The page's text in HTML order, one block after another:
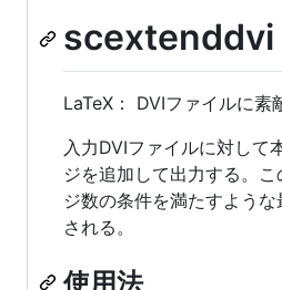
scextenddvi
LaTeX： DVIファイルに素
入力DVIファイルに対して
ジを追加して出力する。
ジ数の条件を満たすよう
される。
使用法